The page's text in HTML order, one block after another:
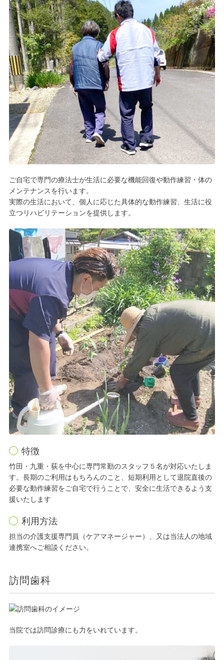
ご自宅で専門の療法士が生活に必要な機能回復や動作練習・体の
メンテナンスを行います。
実際の生活において、個人に応じた具体的な動作練習、生活に役
立つリハビリテーションを提供します。
特徴
竹田・九重・荻を中心に専門常勤のスタッフ５名が対応いたしま
す。長期のご利用はもちろんのこと、短期利用として退院直後の
必要な動作練習をご自宅で行うことで、安全に生活できるよう支
援いたします
利用方法
担当の介護支援専門員（ケアマネージャー）、又は当法人の地域
連携室へご相談ください。
訪問歯科
当院では訪問診療にも力をいれています。